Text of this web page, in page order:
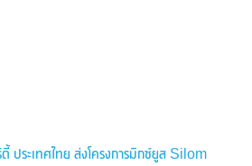
ตี้ ประเทศไทย ส่งโครงการมิกซ์ยูส Silom